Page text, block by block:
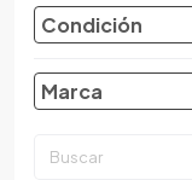
Condición
Marca